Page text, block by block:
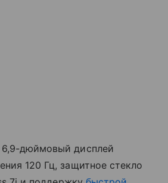
6,9-дюймовый дисплей
120 Гц, защитное стекло